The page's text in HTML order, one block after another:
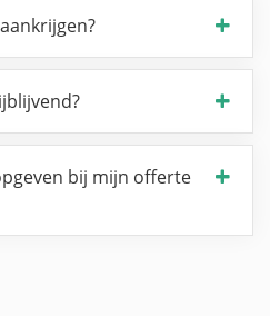
bij mijn offerte